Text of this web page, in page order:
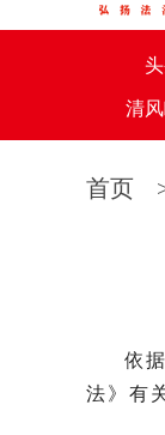
清
首页
依
法》有